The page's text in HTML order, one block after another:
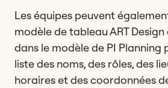
Les équipes peuvent
modèle de tableau ART
dans le modèle de PI Planning
liste des noms, des rôles, des
horaires et des coordonnées